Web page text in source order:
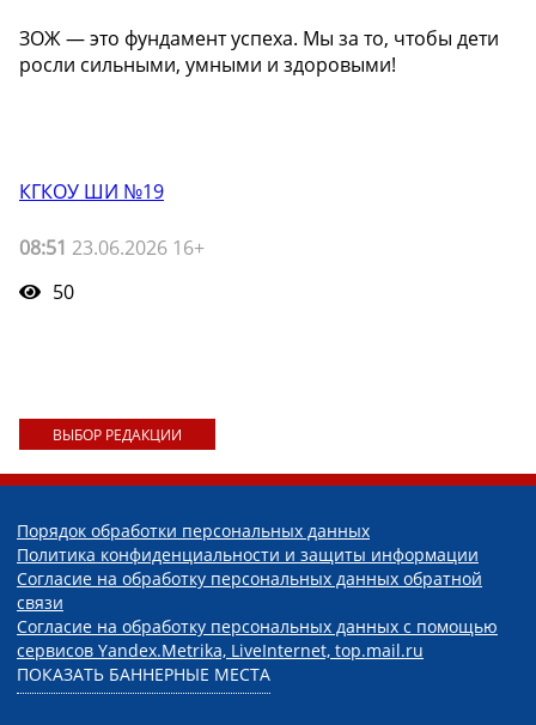
ЗОЖ — это фундамент успеха. Мы за то, чтобы дети
росли сильными, умными и здоровыми!
КГКОУ ШИ №19
08:51 23.06.2026 16+
50
ВЫБОР РЕДАКЦИИ
Порядок обработки персональных данных
Политика конфиденциальности и защиты информации
Согласие на обработку персональных данных обратной
связи
Согласие на обработку персональных данных с помощью
сервисов Yandex.Metrika, LiveInternet, top.mail.ru
ПОКАЗАТЬ БАННЕРНЫЕ МЕСТА